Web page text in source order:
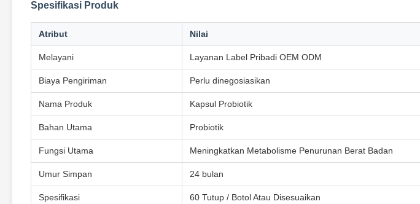
Spesifikasi Produk
Atribut Nilai
Melayani Layanan Label Pribadi OEM ODM
Biaya Pengiriman Perlu dinegosiasikan
Nama Produk Kapsul Probiotik
Bahan Utama Probiotik
Fungsi Utama Meningkatkan Metabolisme Penurunan Berat Badan
Umur Simpan 24 bulan
Spesifikasi 60 Tutup / Botol Atau Disesuaikan